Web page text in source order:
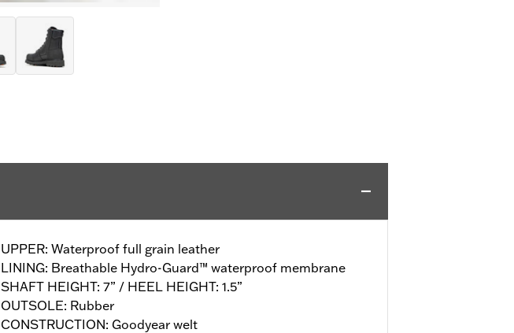
UPPER: Waterproof full grain leather
LINING: Breathable Hydro-Guard™ waterproof membrane
SHAFT HEIGHT: 7” / HEEL HEIGHT: 1.5”
OUTSOLE: Rubber
CONSTRUCTION: Goodyear welt